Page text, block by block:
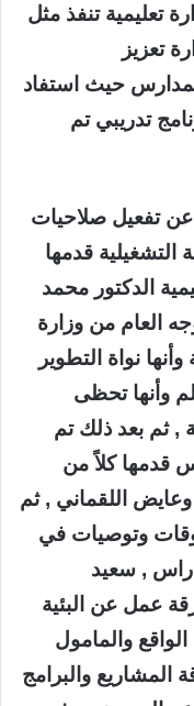
تعليمية تنفذ مثل
تعزيز
حيث استفاد
أكثر 15الف برنامج تدريبي تم
عن تفعيل صلاحيات
التشغيلية قدمها
الدكتور محمد
العام من وزارة
نواة التطوير
وأنها تحظى
, ثم بعد ذلك تم
قدمها كلاً من
اللقماني , ثم
وتوصيات في
راس , سعيد
عمل عن البئية
الواقع والمامول
المشاريع والبرامج